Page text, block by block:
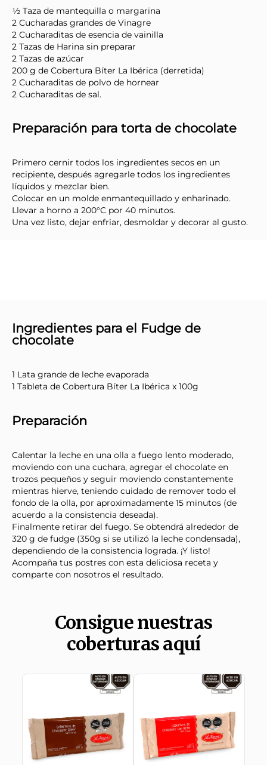
½ Taza de mantequilla o margarina
2 Cucharadas grandes de Vinagre
2 Cucharaditas de esencia de vainilla
2 Tazas de Harina sin preparar
2 Tazas de azúcar
200 g de Cobertura Bíter La Ibérica (derretida)
2 Cucharaditas de polvo de hornear
2 Cucharaditas de sal.
Preparación para torta de chocolate
Primero cernir todos los ingredientes secos en un
recipiente, después agregarle todos los ingredientes
líquidos y mezclar bien.
Colocar en un molde enmantequillado y enharinado.
Llevar a horno a 200°C por 40 minutos.
Una vez listo, dejar enfriar, desmoldar y decorar al gusto.
Ingredientes para el Fudge de
chocolate
1 Lata grande de leche evaporada
1 Tableta de Cobertura Bíter La Ibérica x 100g
Preparación
Calentar la leche en una olla a fuego lento moderado,
moviendo con una cuchara, agregar el chocolate en
trozos pequeños y seguir moviendo constantemente
mientras hierve, teniendo cuidado de remover todo el
fondo de la olla, por aproximadamente 15 minutos (de
acuerdo a la consistencia deseada).
Finalmente retirar del fuego. Se obtendrá alrededor de
320 g de fudge (350g si se utilizó la leche condensada),
dependiendo de la consistencia lograda. ¡Y listo!
Acompaña tus postres con esta deliciosa receta y
comparte con nosotros el resultado.
Consigue nuestras
coberturas aquí